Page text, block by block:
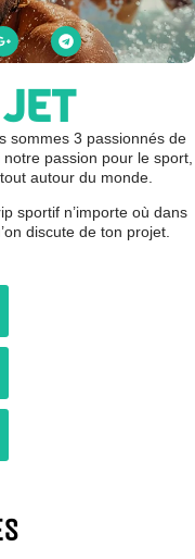
sommes 3 passionnés de
passion pour le sport,
autour du monde.
sportif n’importe où dans
discute de ton projet.